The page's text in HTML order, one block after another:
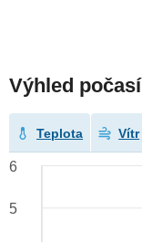
Výhled počasí
Teplota Vítr
6
5